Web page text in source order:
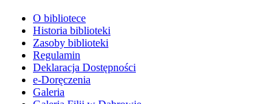
O bibliotece
Historia biblioteki
Zasoby biblioteki
Regulamin
Deklaracja Dostępności
e-Doręczenia
Galeria